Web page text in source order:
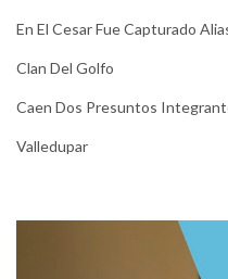
En El Cesar Fue Capturado
Clan Del Golfo
Caen Dos Presuntos
Valledupar